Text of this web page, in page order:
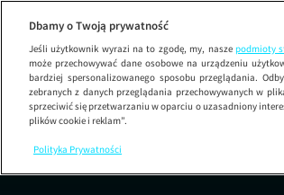
Dbamy o Twoją prywatność
Jeśli użytkownik wyrazi na to zgodę, my, nasze podmioty
może przechowywać dane osobowe na urządzeniu
bardziej spersonalizowanego sposobu przeglądania.
zebranych z danych przeglądania przechowywanych w
sprzeciwić się przetwarzaniu w oparciu o uzasadniony
plików cookie i reklam”.
Polityka Prywatności